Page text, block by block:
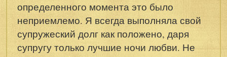
определенного момента это было
неприемлемо. Я всегда выполняла свой
супружеский долг как положено, даря
супругу только лучшие ночи любви. Не